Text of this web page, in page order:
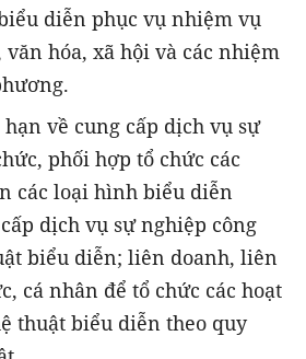
diễn phục vụ nhiệm vụ
hóa, xã hội và các nhiệm
về cung cấp dịch vụ sự
phối hợp tổ chức các
các loại hình biểu diễn
dịch vụ sự nghiệp công
biểu diễn; liên doanh, liên
cá nhân để tổ chức các hoạt
thuật biểu diễn theo quy